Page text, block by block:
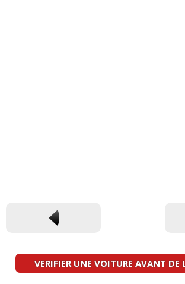
VERIFIER UNE VOITURE AVANT DE